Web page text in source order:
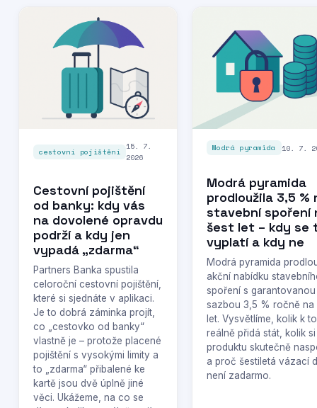
cestovní pojištění 15. 7.
2026
Cestovní pojištění
od banky: kdy vás
na dovolené opravdu
podrží a kdy jen
vypadá „zdarma“
Partners Banka spustila
celoroční cestovní pojištění,
které si sjednáte v aplikaci.
Je to dobrá záminka projít,
co „cestovko od banky“
vlastně je – protože placené
pojištění s vysokými limity a
to „zdarma“ přibalené ke
kartě jsou dvě úplně jiné
věci. Ukážeme, na co se
Modrá pyramida 10. 7.
Modrá pyramida
prodloužila 3,5 %
stavební spoření
šest let – kdy se
vyplatí a kdy ne
Modrá pyramida
akční nabídku
spoření s garantovanou
sazbou 3,5 % ročně na
let. Vysvětlíme, kolik k
reálně přidá stát, kolik
produktu skutečně
a proč šestiletá vázací
není zadarmo.